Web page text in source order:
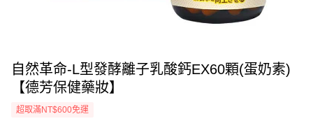
自然革命-L型發酵離子乳酸鈣EX60顆(蛋奶素)
【德芳保健藥妝】
超取滿NT$600免運